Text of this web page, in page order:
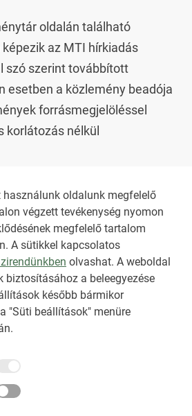
oldalunk megfelelő
végzett tevékenység nyomon
megfelelő tartalom
A sütikkel kapcsolatos
olvashat. A weboldal
biztosításához a beleegyezése
később bármikor
"Süti beállítások" menüre
oldalán található
az MTI hírkiadás
szó szerint továbbított
esetben a közlemény beadója
forrásmegjelöléssel
korlátozás nélkül
kapcsolatban további
elektronikus
MEDIAKLIKK.HU
NEMZETISPORT.HU